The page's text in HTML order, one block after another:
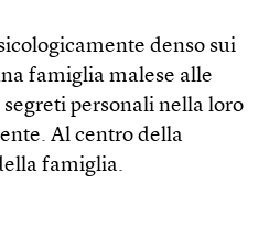
denso sui
famiglia malese alle
personali nella loro
Al centro della
famiglia.